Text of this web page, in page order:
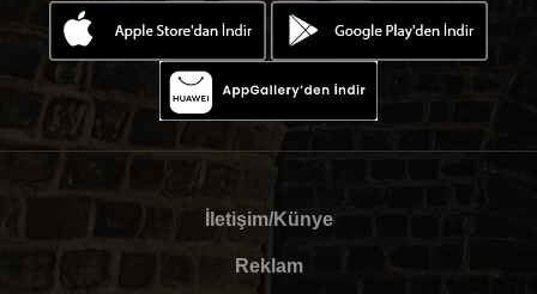
İletişim/Künye
Reklam